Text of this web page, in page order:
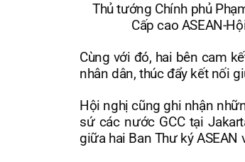
Thủ tướng Chính phủ
Cấp cao ASEAN-
Cùng với đó, hai bên cam
nhân dân, thúc đẩy kết nối
Hội nghị cũng ghi nhận
sứ các nước GCC tại
giữa hai Ban Thư ký ASEAN